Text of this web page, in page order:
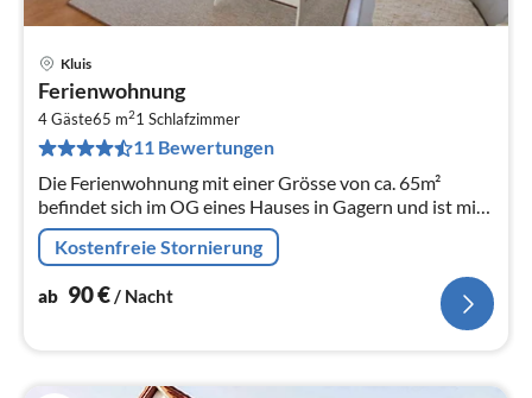
Kluis
Ferienwohnung
4 Gäste65 m21 Schlafzimmer
11 Bewertungen
Die Ferienwohnung mit einer Grösse von ca. 65m²
befindet sich im OG eines Hauses in Gagern und ist mit
ihren 4 Gauben geräumig und hell.
Kostenfreie Stornierung
ab 90€/ Nacht